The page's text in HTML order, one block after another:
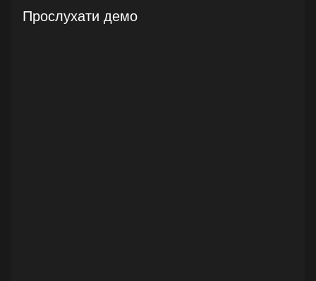
Прослухати демо